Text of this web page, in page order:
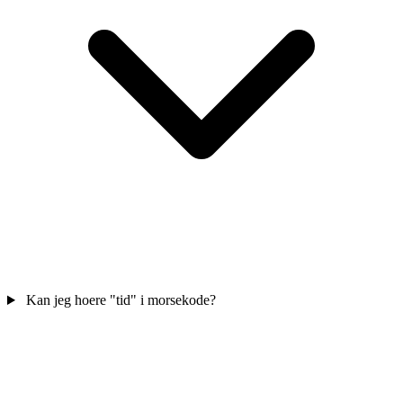
Kan jeg hoere "tid" i morsekode?